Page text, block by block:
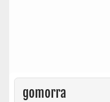
gomorra